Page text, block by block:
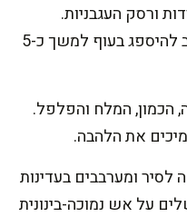
ורסק העגבניות.
מערבבים היטב ונותנים לרוטב להיספג בעוף למשך כ-5
הכמון, המלח והפלפל.
את הלהבה.
לסיר ומערבבים בעדינות
על אש נמוכה-בינונית